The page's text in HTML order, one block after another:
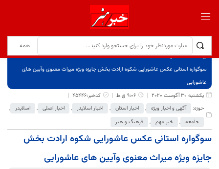
برگ نخست
نوشته‌ها
سوگواره استانی عکس عاشورایی شکوه ارادت بخش جایزه ویژه میراث معنوی وآیین های
عاشورایی
یکشنبه 30 آگوست 2020
9:06 ق.ظ
کدخبر:45446
حوزه:
آگهی و اخبار ویژه , اخبار استان , اخبار اسلایدر , اخبار اصلی , اسلایدر
,
جامعه , خبر مهم , فرهنگ و هنر
سوگواره استانی عکس عاشورایی شکوه ارادت بخش
جایزه ویژه میراث معنوی وآیین های عاشورایی